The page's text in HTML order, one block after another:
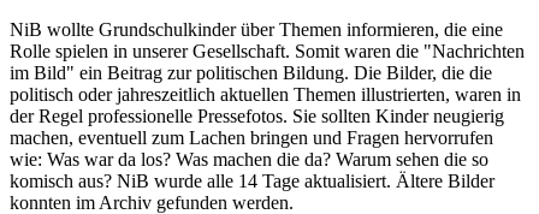
NiB wollte Grundschulkinder über Themen informieren, die eine
Rolle spielen in unserer Gesellschaft. Somit waren die "Nachrichten
im Bild" ein Beitrag zur politischen Bildung. Die Bilder, die die
politisch oder jahreszeitlich aktuellen Themen illustrierten, waren in
der Regel professionelle Pressefotos. Sie sollten Kinder neugierig
machen, eventuell zum Lachen bringen und Fragen hervorrufen
wie: Was war da los? Was machen die da? Warum sehen die so
komisch aus? NiB wurde alle 14 Tage aktualisiert. Ältere Bilder
konnten im Archiv gefunden werden.